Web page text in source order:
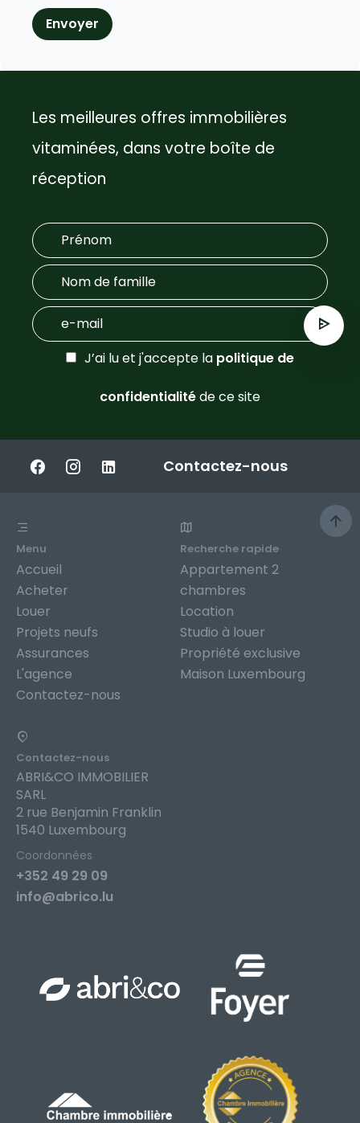
Envoyer
Les meilleures offres immobilières
vitaminées, dans votre boîte de
réception
J’ai lu et j'accepte la politique de
confidentialitéde ce site
Contactez-nous
Menu
Accueil
Acheter
Louer
Projets neufs
Assurances
L'agence
Contactez-nous
Recherche rapide
Appartement 2
chambres
Location
Studio à louer
Propriété exclusive
Maison Luxembourg
Contactez-nous
ABRI&CO IMMOBILIER
SARL
2 rue Benjamin Franklin
1540 Luxembourg
Coordonnées
+352 49 29 09
info@abrico.lu